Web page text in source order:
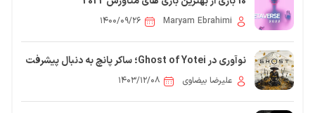
Maryam Ebrahimi ۱۴۰۰/۰۹/۲۶
نوآوری در Ghost of Yotei؛ ساکر پانچ به دنبال پیشرفت
فنی و خلاقانه است
علیرضا بیضاوی ۱۴۰۳/۱۲/۰۸